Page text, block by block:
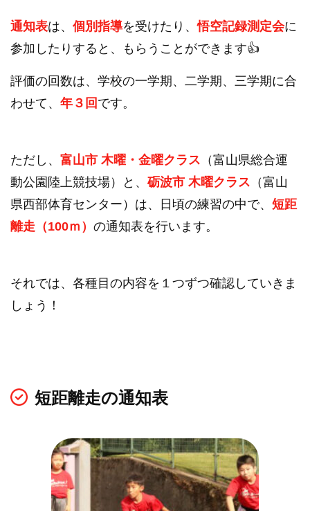
通知表は、 個別指導を受けたり、悟空記録測定会に
参加したりすると、もらうことができます👍
評価の回数は、学校の一学期、二学期、三学期に合
わせて、 年３回 です。
ただし、 富山市 木曜・金曜クラス （富山県総合運
動公園陸上競技場）と、砺波市 木曜クラス （富山
県西部体育センター）は、日頃の練習の中で、 短距
離走（100ｍ） の通知表を行います。
それでは、各種目の内容を１つずつ確認していきま
しょう！
短距離走の通知表